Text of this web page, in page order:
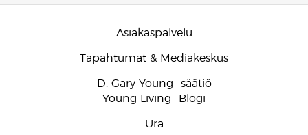
Asiakaspalvelu
Tapahtumat & Mediakeskus
D. Gary Young -säätiö
Young Living- Blogi
Ura